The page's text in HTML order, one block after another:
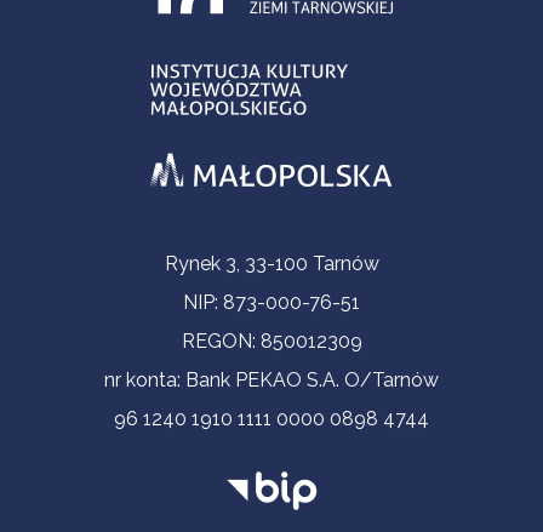
Informacje kontaktoweRynek 3, 33-100 Tarnów
NIP: 873-000-76-51
REGON: 850012309
nr konta: Bank PEKAO S.A. O/Tarnów
96 1240 1910 1111 0000 0898 4744